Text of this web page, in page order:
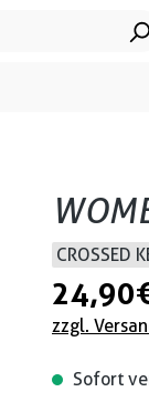
CROSSED
24,90
zzgl.
Sofort